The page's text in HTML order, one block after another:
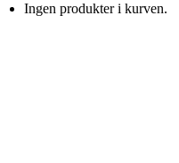
Ingen produkter i kurven.